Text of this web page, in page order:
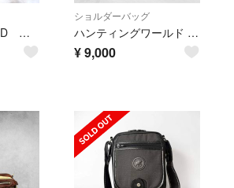
HUNTING WORLD ハンティングワールド バチューオフロード キャリーオール メッセンジャーバッグ バチュークロス カーキ ブラウン 50周年記念 6045BON 72201 【中古】
ショルダーバッグ
ハンティングワールド バチュークロス メッセンジャー ショルダーバッグ カーキ
¥9,000